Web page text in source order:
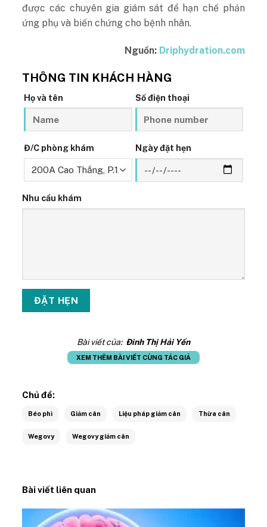
được các chuyên gia giám sát để hạn chế phản
ứng phụ và biến chứng cho bệnh nhân.
Nguồn: Driphydration.com
THÔNG TIN KHÁCH HÀNG
Họ và tên Số điện thoại
Đ/C phòng khám Ngày đặt hẹn
Nhu cầu khám
Bài viết của: Đinh Thị Hải Yến
XEM THÊM BÀI VIẾT CÙNG TÁC GIẢ
Chủ đề:
Béo phì Giảm cân Liệu pháp giảm cân Thừa cân
Wegovy Wegovy giảm cân
Bài viết liên quan